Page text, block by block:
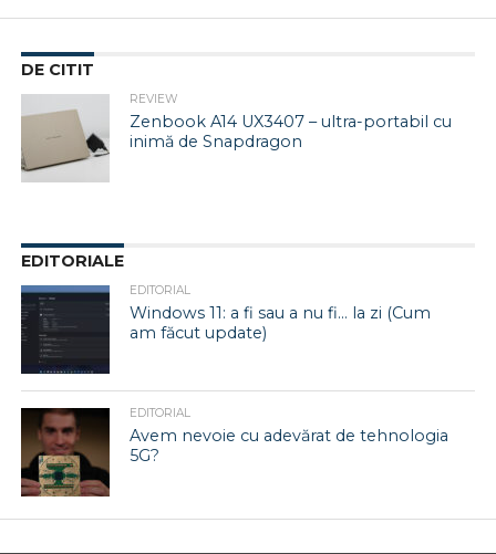
DE CITIT
REVIEW
Zenbook A14 UX3407 – ultra-portabil cu
inimă de Snapdragon
EDITORIALE
EDITORIAL
Windows 11: a fi sau a nu fi… la zi (Cum
am făcut update)
EDITORIAL
Avem nevoie cu adevărat de tehnologia
5G?